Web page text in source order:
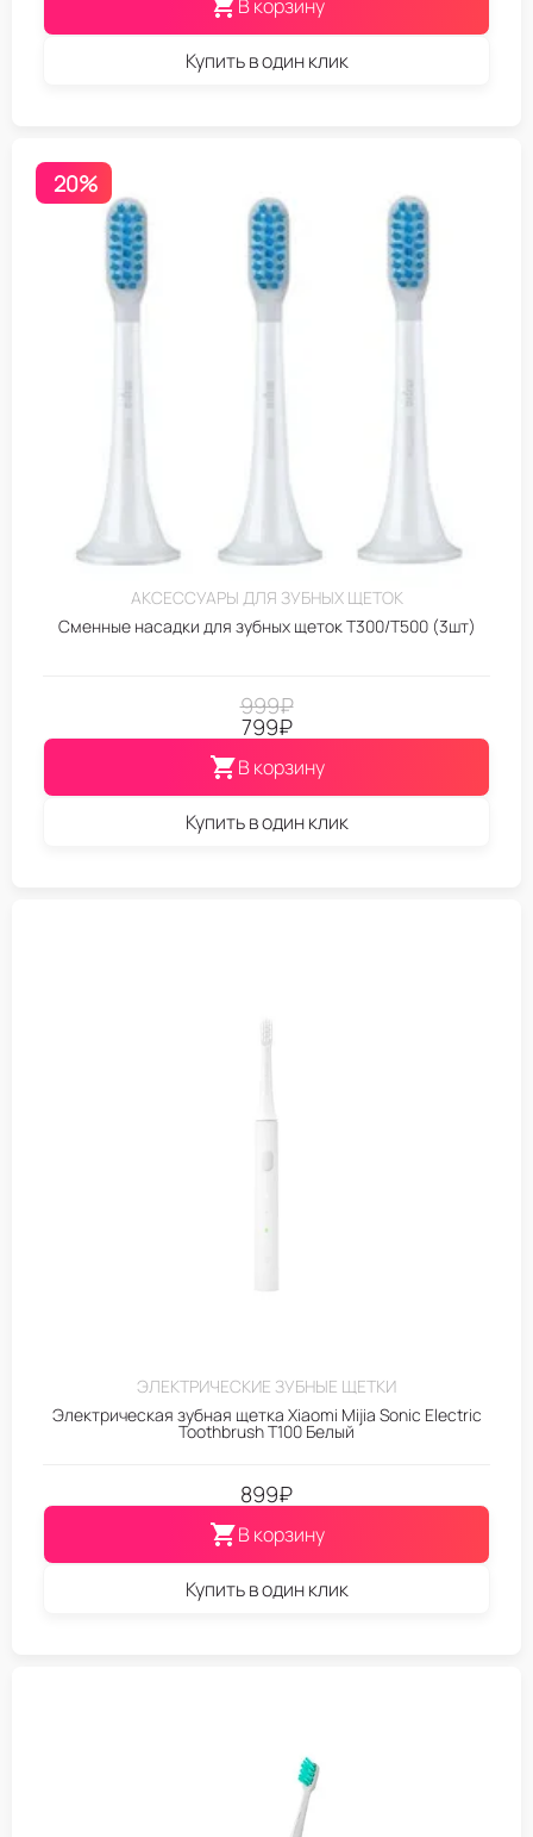
В корзину
Купить в один клик
20%
АКСЕССУАРЫ ДЛЯ ЗУБНЫХ ЩЕТОК
Сменные насадки для зубных щеток T300/T500 (3шт)
999₽
799₽
В корзину
Купить в один клик
ЭЛЕКТРИЧЕСКИЕ ЗУБНЫЕ ЩЕТКИ
Электрическая зубная щетка Xiaomi Mijia Sonic Electric
Toothbrush T100 Белый
899₽
В корзину
Купить в один клик